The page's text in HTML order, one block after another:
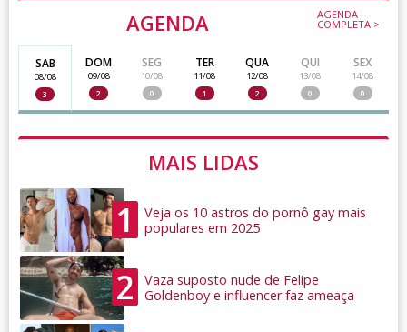
AGENDA AGENDA
COMPLETA >
SAB
08/08
3
DOM
09/08
2
SEG
10/08
0
TER
11/08
1
QUA
12/08
2
QUI
13/08
0
SEX
14/08
0
MAIS LIDAS
1
Veja os 10 astros do pornô gay mais
populares em 2025
2
Vaza suposto nude de Felipe
Goldenboy e influencer faz ameaça